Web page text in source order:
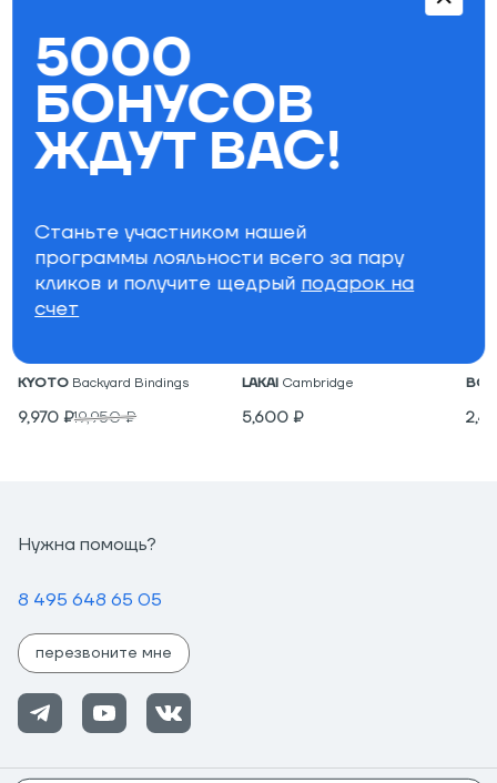
Бестселлеры
Крепления для вейкборда
KYOTO Backyard Bindings
9,970 ₽19,950₽
LAKAI Cambridge
5,600 ₽
5000
БОНУСОВ
ЖДУТ ВАС!
Станьте участником нашей
программы лояльности всего за пару
кликов и получите щедрый подарок на
счет
Нужна помощь?
8 495 648 65 05
перезвоните мне